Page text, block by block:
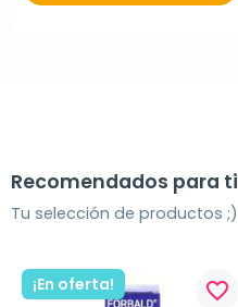
Recomendados para ti
Tu selección de productos ;)
¡En oferta! favorite_border